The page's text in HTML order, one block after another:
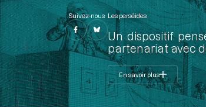
Suivez-nous Les perséides
Un dispositif
partenariat avec
En savoir plus